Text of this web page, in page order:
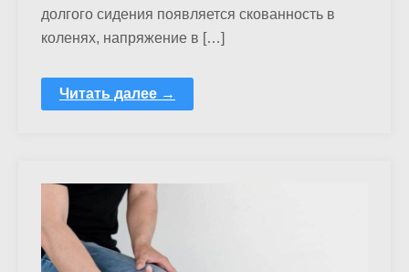
долгого сидения появляется скованность в
коленях, напряжение в […]
Читать далее →